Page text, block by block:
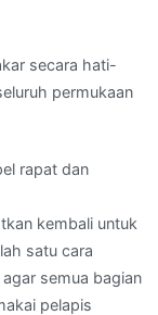
secara hati-
permukaan
rapat dan
kembali untuk
satu cara
semua bagian
pelapis